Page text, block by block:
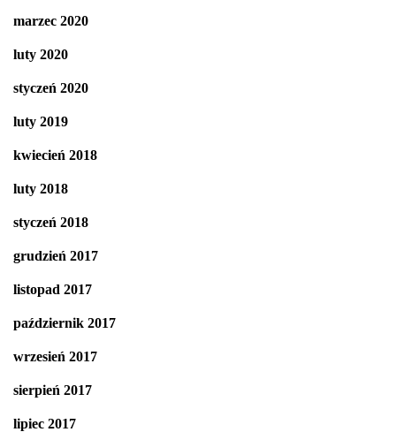
marzec 2020
luty 2020
styczeń 2020
luty 2019
kwiecień 2018
luty 2018
styczeń 2018
grudzień 2017
listopad 2017
październik 2017
wrzesień 2017
sierpień 2017
lipiec 2017